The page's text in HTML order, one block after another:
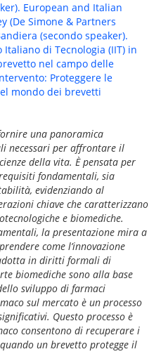
European and Italian
(De Simone & Partners
(secondo speaker).
di Tecnologia (IIT) in
nel campo delle
Proteggere le
mondo dei brevetti
una panoramica
necessari per affrontare il
della vita. È pensata per
fondamentali, sia
evidenziando al
chiave che caratterizzano
e biomediche.
la presentazione mira a
come l’innovazione
in diritti formali di
biomediche sono alla base
sviluppo di farmaci
sul mercato è un processo
Questo processo è
consentono di recuperare i
un brevetto protegge il